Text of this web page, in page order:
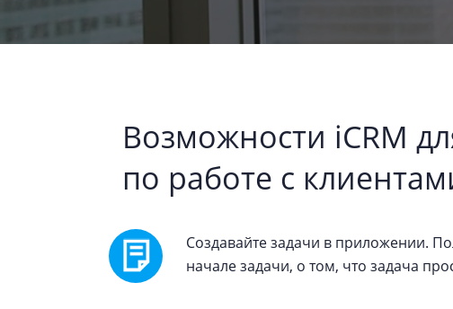
Возможности iCRM
по работе с
Создавайте задачи в приложении.
начале задачи, о том, что задача